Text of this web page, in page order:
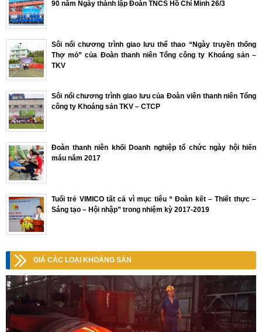
90 năm Ngày thành lập Đoàn TNCS Hồ Chí Minh 26/3
Sôi nổi chương trình giao lưu thể thao “Ngày truyền thống
Thợ mỏ” của Đoàn thanh niên Tổng công ty Khoáng sản –
TKV
Sôi nổi chương trình giao lưu của Đoàn viên thanh niên Tổng
công ty Khoáng sản TKV – CTCP
Đoàn thanh niên khối Doanh nghiệp tổ chức ngày hội hiến
máu năm 2017
Tuổi trẻ VIMICO tất cả vì mục tiêu “ Đoàn kết – Thiết thực –
Sáng tạo – Hội nhập” trong nhiệm kỳ 2017-2019
GIÁ CÁC LOẠI KHOÁNG SẢN